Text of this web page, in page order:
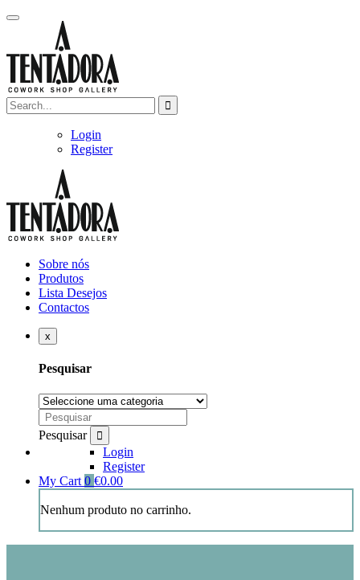
Login
Register
Sobre nós
Produtos
Lista Desejos
Contactos
x
Pesquisar
Pesquisar
Login
Register
My Cart 0 €0.00
Nenhum produto no carrinho.